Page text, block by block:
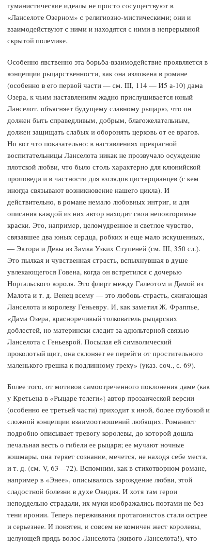
гуманистические идеалы не просто сосуществуют в
«Ланселоте Озерном» с религиозно-мистическими; они и
взаимодействуют с ними и находятся с ними в непрерывной
скрытой полемике.
Особенно явственно эта борьба-взаимодействие проявляется в
концепции рыцарственности, как она изложена в романе
(особенно в его первой части — см. III, 114 — И5 а-10) дама
Озера, к чьим наставлениям жадно прислушивается юный
Ланселот, объясняет будущему славному рыцарю, что он
должен быть справедливым, добрым, благожелательным,
должен защищать слабых и оборонять церковь от ее врагов.
Но вот что показательно: в наставлениях прекрасной
воспитательницы Ланселота никак не прозвучало осуждение
плотской любви, что было столь характерно для клюнийской
проповеди и в частности для взглядов цистерцианцев (с кем
иногда связывают возникновение нашего цикла). И
действительно, в романе немало любовных интриг, и для
описания каждой из них автор находит свои неповторимые
краски. Это, например, целомудренное и светлое чувство,
связавшее два юных сердца, робких и еще мало искушенных,
— Эктора и Девы из Замка Узких Ступеней (см. III, 350 сл.).
Это пылкая и чувственная страсть, вспыхнувшая в душе
увлекающегося Говена, когда он встретился с дочерью
Норгальского короля. Это флирт между Галеотом и Дамой из
Малота и т. д. Венец всему — это любовь-страсть, сжигающая
Ланселота и королеву Геньевру. И, как заметил Ж. Фраппье,
«Дама Озера, красноречивый толкователь рыцарских
доблестей, но матерински следит за адюльтерной связью
Ланселота с Геньеврой. Посылая ей символический
проколотый щит, она склоняет ее перейти от простительного
маленького грешка к подлинному греху» (указ. соч., с. 69).
Более того, от мотивов самоотреченного поклонения даме (как
у Кретьена в «Рыцаре телеги») автор прозаической версии
(особенно ее третьей части) приходит к иной, более глубокой и
сложной концепции взаимоотношений любящих. Романист
подробно описывает тревогу королевы, до которой дошла
печальная весть о гибели ее рыцаря; ее мучают ночные
кошмары, она теряет сознание, мечется, не находя себе места,
и т. д. (см. V, 63—72). Вспомним, как в стихотворном романе,
например в «Энее», описывалось зарождение любви, этой
сладостной болезни в духе Овидия. И хотя там герои
неподдельно страдали, их муки изображались поэтами не без
тени иронии. Теперь переживания протагонистов стали острее
и серьезнее. И понятен, и совсем не комичен жест королевы,
целующей прядь волос Ланселота (живого Ланселота!), что